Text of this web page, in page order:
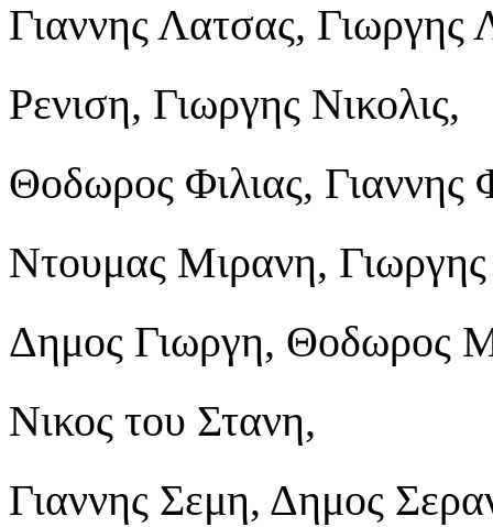
Γιαννης Λατσας,
Ρενιση, Γιωργης Νικολις,
Θοδωρος Φιλιας,
Ντουμας Μιρανη,
Δημος Γιωργη, Θοδωρος
Νικος του Στανη,
Γιαννης Σεμη, Δημος